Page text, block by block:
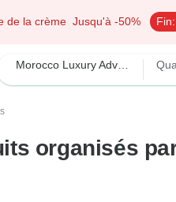
de la crème Jusqu'à -50% Fin:
Morocco Luxury Adventures
organisés